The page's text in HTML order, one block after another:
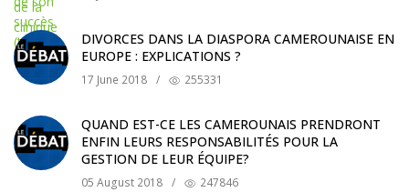
DIVORCES DANS LA DIASPORA CAMEROUNAISE EN
EUROPE : EXPLICATIONS ?
17 June 2018 / 255331
QUAND EST-CE LES CAMEROUNAIS PRENDRONT
ENFIN LEURS RESPONSABILITÉS POUR LA
GESTION DE LEUR ÉQUIPE?
05 August 2018 / 247846